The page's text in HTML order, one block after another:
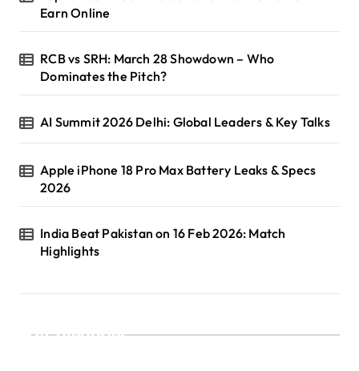
Earn Online
RCB vs SRH: March 28 Showdown – Who
Dominates the Pitch?
AI Summit 2026 Delhi: Global Leaders & Key Talks
Apple iPhone 18 Pro Max Battery Leaks & Specs
2026
India Beat Pakistan on 16 Feb 2026: Match
Highlights
Categories